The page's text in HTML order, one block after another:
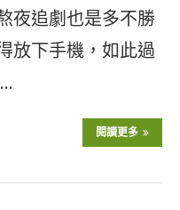
夜追劇也是多不勝
放下手機，如此過
閱讀更多